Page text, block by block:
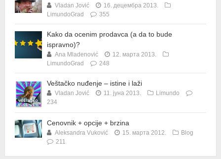
Vladan Jović
16. децембра 2013.
LimundoGrad
355
Kako da ocenim prodavca (a da to bude
ispravno)?
Ana Mladenović
12. марта 2013.
LimundoGrad
248
Veštačko nuđenje – istine i laži
Vladan Jović 11. јуна 2013.
Limundo
234
Cenovnik + opcije + brzina
Aleksandra Vuković 15. марта 2012.
Blog
211